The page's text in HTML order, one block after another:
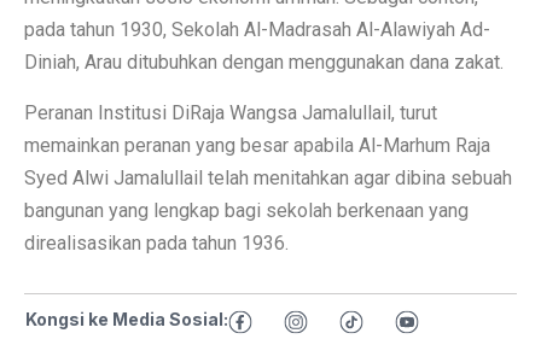
pada tahun 1930, Sekolah Al-Madrasah Al-Alawiyah Ad-
Diniah, Arau ditubuhkan dengan menggunakan dana zakat.
Peranan Institusi DiRaja Wangsa Jamalullail, turut
memainkan peranan yang besar apabila Al-Marhum Raja
Syed Alwi Jamalullail telah menitahkan agar dibina sebuah
bangunan yang lengkap bagi sekolah berkenaan yang
direalisasikan pada tahun 1936.
Kongsi ke Media Sosial: